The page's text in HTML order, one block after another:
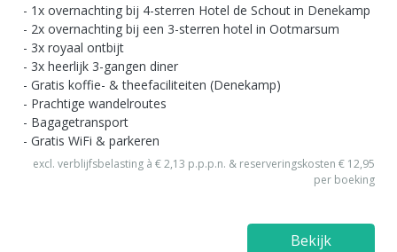
1x overnachting bij 4-sterren Hotel de Schout in Denekamp
2x overnachting bij een 3-sterren hotel in Ootmarsum
3x royaal ontbijt
3x heerlijk 3-gangen diner
Gratis koffie- & theefaciliteiten (Denekamp)
Prachtige wandelroutes
Bagagetransport
Gratis WiFi & parkeren
excl. verblijfsbelasting à € 2,13 p.p.p.n. & reserveringskosten € 12,95
per boeking
Bekijk